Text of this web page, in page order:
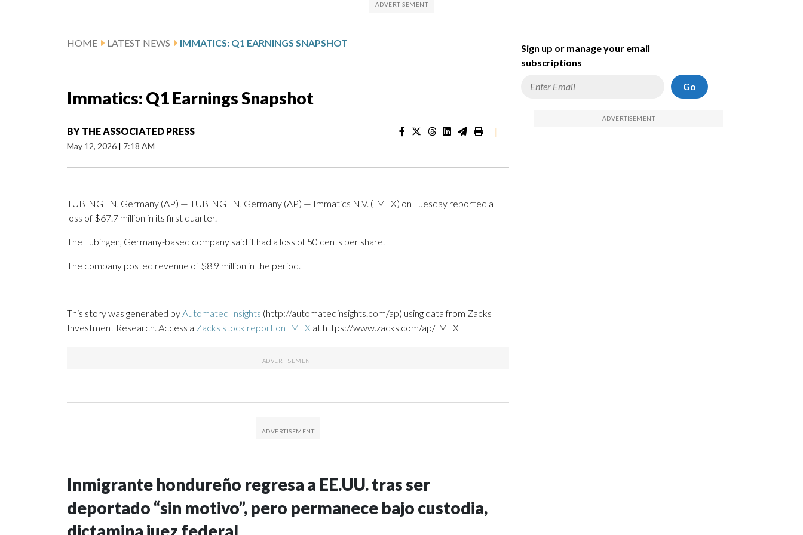
HOME LATEST NEWS IMMATICS: Q1 EARNINGS SNAPSHOT
Immatics: Q1 Earnings Snapshot
BY THE ASSOCIATED PRESS
May 12, 2026 | 7:18 AM
|
TUBINGEN, Germany (AP) — TUBINGEN, Germany (AP) — Immatics N.V. (IMTX) on Tuesday reported a
loss of $67.7 million in its first quarter.
The Tubingen, Germany-based company said it had a loss of 50 cents per share.
The company posted revenue of $8.9 million in the period.
This story was generated byAutomated Insights (http://automatedinsights.com/ap) using data from Zacks
Investment Research. Access a Zacks stock report on IMTX at https://www.zacks.com/ap/IMTX
Inmigrante hondureño regresa a EE.UU. tras ser
deportado “sin motivo”, pero permanece bajo custodia,
Sign up or manage your email
subscriptions
Go